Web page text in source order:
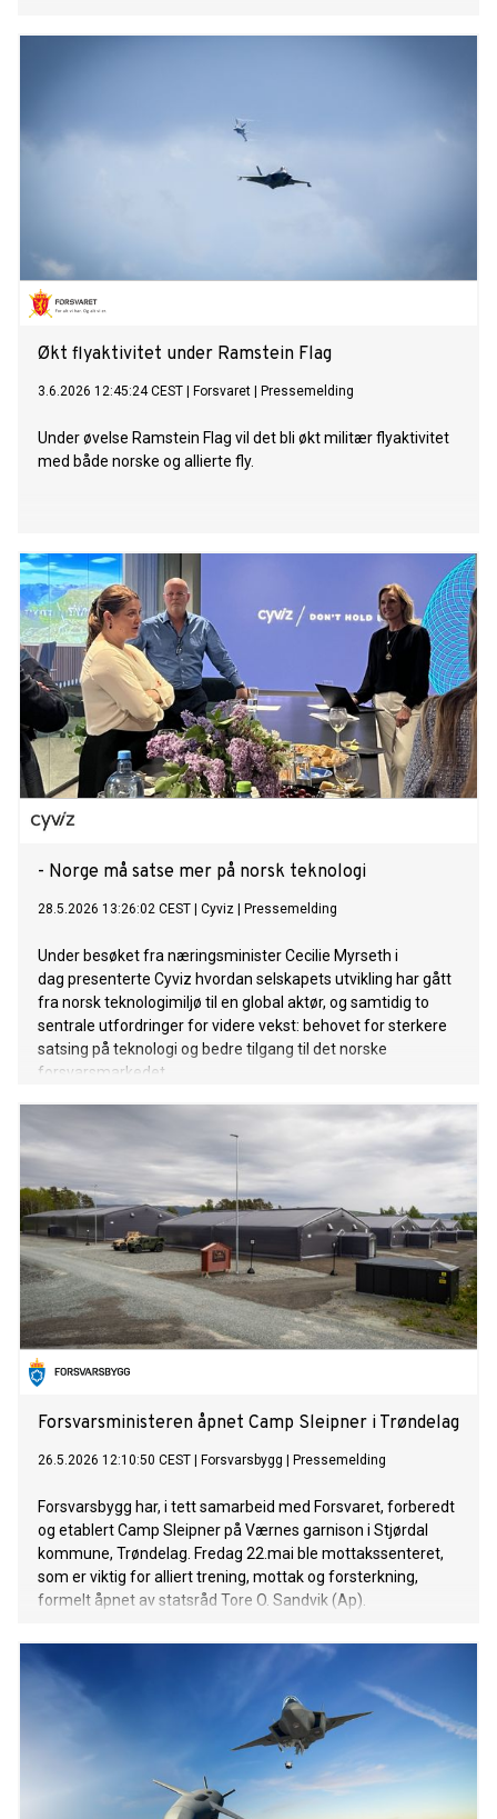
Økt flyaktivitet under Ramstein Flag
3.6.2026 12:45:24 CEST Forsvaret Pressemelding
Under øvelse Ramstein Flag vil det bli økt militær flyaktivitet
med både norske og allierte fly.
- Norge må satse mer på norsk teknologi
28.5.2026 13:26:02 CEST Cyviz Pressemelding
Under besøket fra næringsminister Cecilie Myrseth i
dag presenterte Cyviz hvordan selskapets utvikling har gått
fra norsk teknologimiljø til en global aktør, og samtidig to
sentrale utfordringer for videre vekst: behovet for sterkere
satsing på teknologi og bedre tilgang til det norske
forsvarsmarkedet.
Forsvarsministeren åpnet Camp Sleipner i Trøndelag
26.5.2026 12:10:50 CEST Forsvarsbygg Pressemelding
Forsvarsbygg har, i tett samarbeid med Forsvaret, forberedt
og etablert Camp Sleipner på Værnes garnison i Stjørdal
kommune, Trøndelag. Fredag 22.mai ble mottakssenteret,
som er viktig for alliert trening, mottak og forsterkning,
formelt åpnet av statsråd Tore O. Sandvik (Ap).